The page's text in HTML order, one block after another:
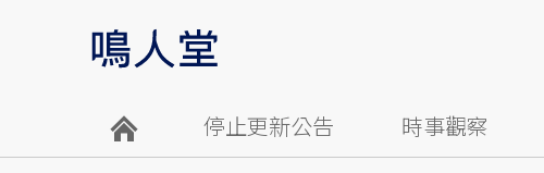
停止更新公告 時事觀察